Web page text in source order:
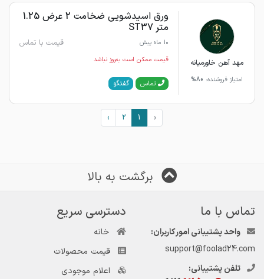
مهد آهن خاورمیانه
امتیاز فروشنده: 80%
ورق اسیدشویی ضخامت 2 عرض 1.25
متر ST37
10 ماه پیش قیمت با تماس
قیمت ممکن است به‌روز نباشد
تماس گفتگو
‹
1
2
›
برگشت به بالا
تماس با ما
واحد پشتیبانی امور کاربران:
support@foolad24.com
تلفن پشتیبانی:
دسترسی سریع
خانه
قیمت محصولات
اعلام موجودی